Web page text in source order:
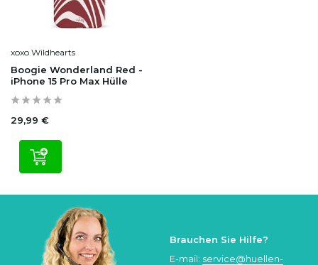
xoxo Wildhearts
Boogie Wonderland Red -
iPhone 15 Pro Max Hülle
29,99 €
Brauchen Sie Hilfe?
E-mail: service@huellen-